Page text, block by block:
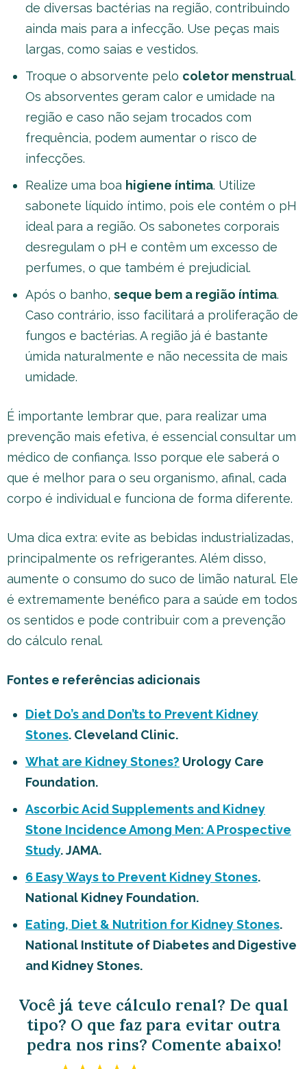
de diversas bactérias na região, contribuindo
ainda mais para a infecção. Use peças mais
largas, como saias e vestidos.
Troque o absorvente pelo coletor menstrual.
Os absorventes geram calor e umidade na
região e caso não sejam trocados com
frequência, podem aumentar o risco de
infecções.
Realize uma boa higiene íntima. Utilize
sabonete líquido íntimo, pois ele contém o pH
ideal para a região. Os sabonetes corporais
desregulam o pH e contêm um excesso de
perfumes, o que também é prejudicial.
Após o banho, seque bem a região íntima.
Caso contrário, isso facilitará a proliferação de
fungos e bactérias. A região já é bastante
úmida naturalmente e não necessita de mais
umidade.
É importante lembrar que, para realizar uma
prevenção mais efetiva, é essencial consultar um
médico de confiança. Isso porque ele saberá o
que é melhor para o seu organismo, afinal, cada
corpo é individual e funciona de forma diferente.
Uma dica extra: evite as bebidas industrializadas,
principalmente os refrigerantes. Além disso,
aumente o consumo do suco de limão natural. Ele
é extremamente benéfico para a saúde em todos
os sentidos e pode contribuir com a prevenção
do cálculo renal.
Fontes e referências adicionais
Diet Do’s and Don’ts to Prevent Kidney
Stones. Cleveland Clinic.
What are Kidney Stones? Urology Care
Foundation.
Ascorbic Acid Supplements and Kidney
Stone Incidence Among Men: A Prospective
Study. JAMA.
6 Easy Ways to Prevent Kidney Stones.
National Kidney Foundation.
Eating, Diet & Nutrition for Kidney Stones.
National Institute of Diabetes and Digestive
and Kidney Stones.
Você já teve cálculo renal? De qual
tipo? O que faz para evitar outra
pedra nos rins? Comente abaixo!